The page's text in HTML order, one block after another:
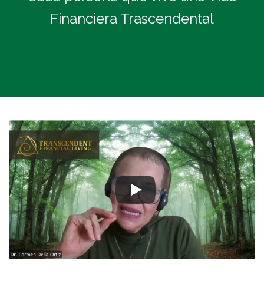
Financiera Trascendental